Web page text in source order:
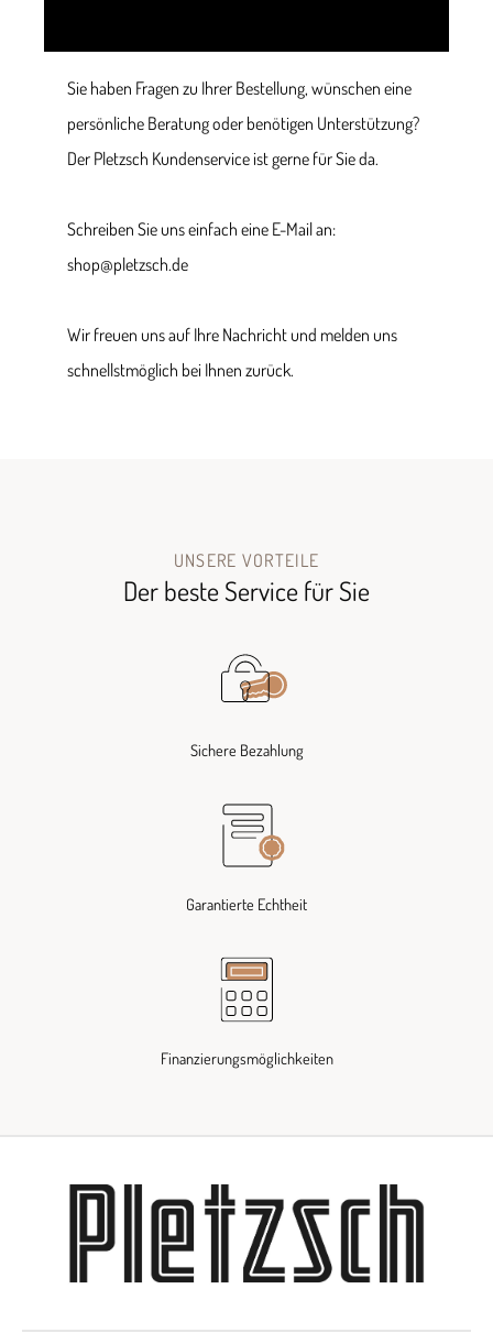
Sie haben Fragen zu Ihrer Bestellung, wünschen eine
persönliche Beratung oder benötigen Unterstützung?
Der Pletzsch Kundenservice ist gerne für Sie da.
Schreiben Sie uns einfach eine E-Mail an:
shop@pletzsch.de
Wir freuen uns auf Ihre Nachricht und melden uns
schnellstmöglich bei Ihnen zurück.
UNSERE VORTEILE
Der beste Service für Sie
Sichere Bezahlung
Garantierte Echtheit
Finanzierungsmöglichkeiten